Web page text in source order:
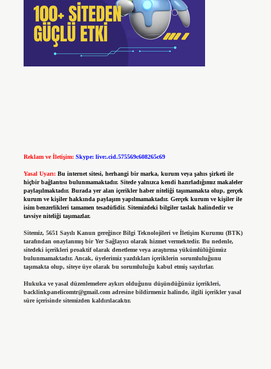
Reklam ve İletişim: Skype: live:.cid.575569c608265c69
Yasal Uyarı: Bu internet sitesi, herhangi bir marka, kurum veya şahıs şirketi ile
hiçbir bağlantısı bulunmamaktadır. Sitede yalnızca kendi hazırladığımız makaleler
paylaşılmaktadır. Burada yer alan içerikler haber niteliği taşımamakta olup, gerçek
kurum ve kişiler hakkında paylaşım yapılmamaktadır. Gerçek kurum ve kişiler ile
isim benzerlikleri tamamen tesadüfidir. Sitemizdeki bilgiler taslak halindedir ve
tavsiye niteliği taşımazlar.
Sitemiz, 5651 Sayılı Kanun gereğince Bilgi Teknolojileri ve İletişim Kurumu (BTK)
tarafından onaylanmış bir Yer Sağlayıcı olarak hizmet vermektedir. Bu nedenle,
sitedeki içerikleri proaktif olarak denetleme veya araştırma yükümlülüğümüz
bulunmamaktadır. Ancak, üyelerimiz yazdıkları içeriklerin sorumluluğunu
taşımakta olup, siteye üye olarak bu sorumluluğu kabul etmiş sayılırlar.
Hukuka ve yasal düzenlemelere aykırı olduğunu düşündüğünüz içerikleri,
backlinkpanelicomtr@gmail.comadresine bildirmeniz halinde, ilgili içerikler yasal
süre içerisinde sitemizden kaldırılacaktır.